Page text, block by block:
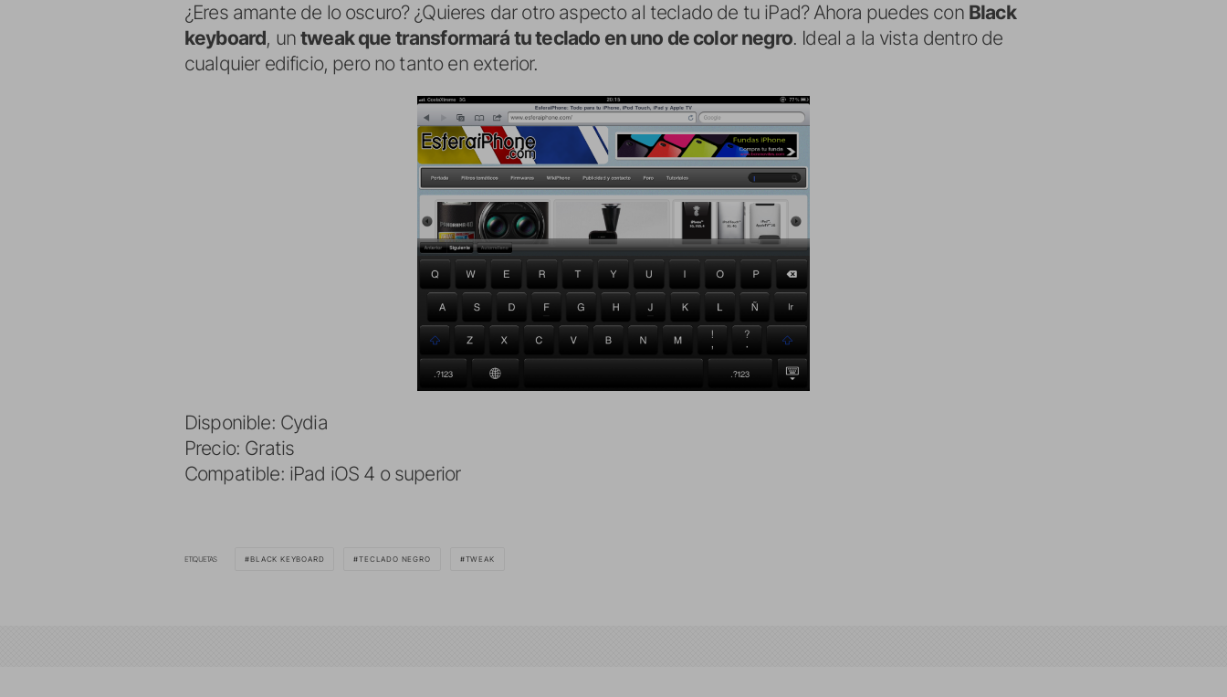
¿Eres amante de lo oscuro? ¿Quieres dar otro aspecto al teclado de tu iPad? Ahora puedes con Black
keyboard, untweak que transformará tu teclado en uno de color negro. Ideal a la vista dentro de
cualquier edificio, pero no tanto en exterior.
Disponible: Cydia
Precio: Gratis
Compatible: iPad iOS 4 o superior
ETIQUETAS BLACK KEYBOARD TECLADO NEGRO TWEAK